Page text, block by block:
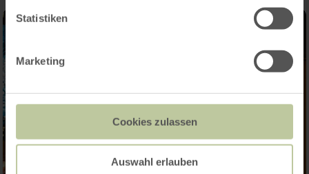
Statistiken
Marketing
Cookies zulassen
Auswahl erlauben